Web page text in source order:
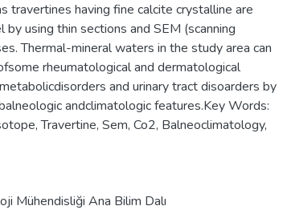
travertines having fine calcite crystalline are
by using thin sections and SEM (scanning
Thermal-mineral waters in the study area can
rheumatological and dermatological
and urinary tract disoarders by
andclimatologic features.Key Words:
Travertine, Sem, Co2, Balneoclimatology,
Mühendisliği Ana Bilim Dalı